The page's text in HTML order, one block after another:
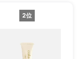
2位